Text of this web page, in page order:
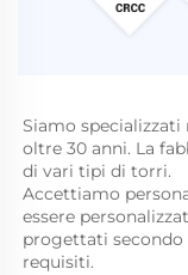
Siamo
oltre 30 anni. La
di vari tipi di torri.
Accettiamo
essere
progettati secondo
requisiti.